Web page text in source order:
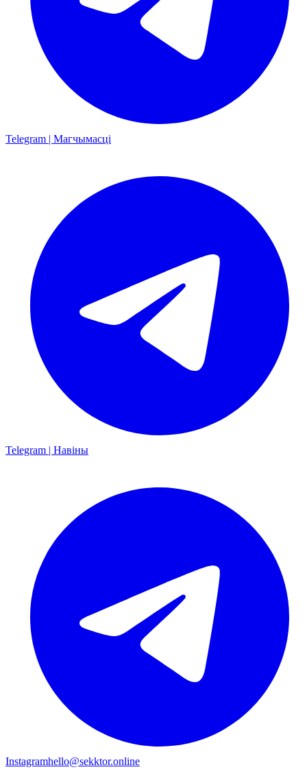
Telegram | Магчымасці
Telegram | Навіны
Instagramhello@sekktor.online